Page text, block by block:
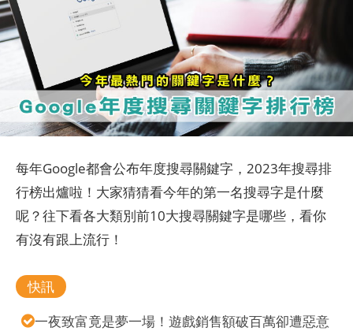
每年Google都會公布年度搜尋關鍵字，2023年搜尋排
行榜出爐啦！大家猜猜看今年的第一名搜尋字是什麼
呢？往下看各大類別前10大搜尋關鍵字是哪些，看你
有沒有跟上流行！
快訊
一夜致富竟是夢一場！遊戲銷售額破百萬卻遭惡意